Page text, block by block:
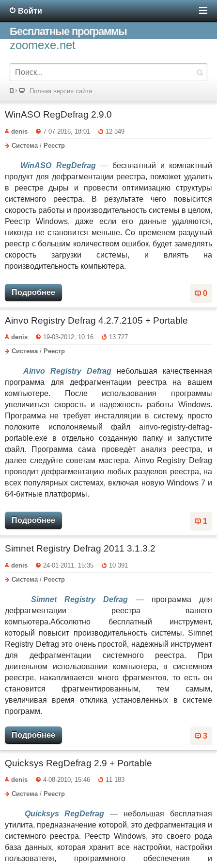
Войти
Бесплатные программы
zoomexe.net
Полная версия сайта
WinASO RegDefrag 2.9.0
denis 7-07-2016, 18:01
12 349
Система / Реестр
WinASO RegDefrag— бесплатный и компактный
продукт для дефрагментации реестра, поможет удалить
в реестре дыры и провести оптимизацию структуры
системного реестра. В результате чего повысится
скорость работы и производительность системы в целом,
Реестр Windows, даже если его данные удаляются,
никогда не становится меньше. Со временем раздутый
реестр с большим количеством ошибок, будет замедлять
скорость загрузки системы, и влиять на
производительность компьютера.
0
Подробнее
Ainvo Registry Defrag 4.2.7.2105 + Portable
denis 19-03-2012, 10:16
13 727
Система/ Реестр
Ainvo Registry Defrag небольшая качественная
программа для дефрагментации реестра на вашем
компьютере. После использования программы
увеличиться скорость и надежность работы Windows.
Программа не требует инсталляции в систему, просто
положите исполоняемый файл ainvo-registry-defrag-
portable.exe в отдельно созданную папку и запустите
файл. Программа сама проведёт анализ реестра, и
далее следуйте советам мастера. Ainvo Registry Defrag
проводит дефрагментацию любых разделов реестра, на
всех популярных системах, включая новую Windows 7 и
64-битные платформы.
1
Подробнее
Simnet Registry Defrag 2011 3.1.3.2
denis 24-01-2011, 15:35
10 391
Система / Реестр
Simnet Registry Defrag — программа для
дефрагментации реестра вашего
компьютера.Абсолютно бесплатный инструмент,
который повысит производительность системы. Simnet
Registry Defrag это очень простой, надежный инструмент
для дефрагментации системного реестра. При
длительном использовании компьютера, в системном
реестре, накапливается много фрагментов, то есть он
становится фрагментированным, тем самым,
увеличивая время отклика установленных в системе
программ.
3
Подробнее
Quicksys RegDefrag 2.9 + Portable
denis 4-08-2010, 15:46
11 183
Система/ Реестр
Quicksys RegDefrag — небольшая бесплатная
утилита, предназначение которой, это дефрагментация и
системного реестра. Реестр Windows, это своего рода
база данных, которая хранит все настройки, настройки
пользователя, программного обеспечения и